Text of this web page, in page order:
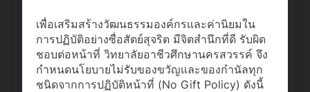
เพื่อเสริมสร้างวัฒนธรรมองค์กรและค่านิยมใน
การปฏิบัติอย่างซื่อสัตย์สุจริต มีจิตสำนึกที่ดี รับผิด
ชอบต่อหน้าที่ วิทยาลัยอาชีวศึกษานครสวรรค์ จึง
กำหนดนโยบายไม่รับของขวัญและของกำนัลทุก
ชนิดจากการปฏิบัติหน้าที่ (No Gift Policy) ดังนี้